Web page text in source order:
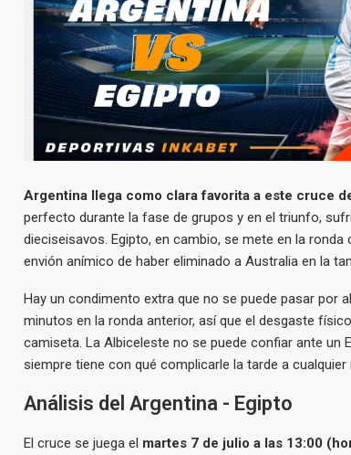
Argentina llega como clara favorita a este cruce
perfecto durante la fase de grupos y en el triunfo,
dieciseisavos. Egipto, en cambio, se mete en la
envión anímico de haber eliminado a Australia en la
Hay un condimento extra que no se puede pasar por
minutos en la ronda anterior, así que el desgaste
camiseta. La Albiceleste no se puede confiar ante un
siempre tiene con qué complicarle la tarde a cualquier
Análisis del Argentina - Egipto
El cruce se juega el martes 7 de julio a las 13:00